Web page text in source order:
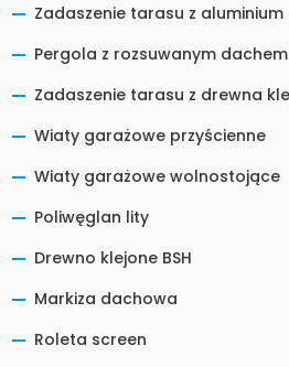
Zadaszenie tarasu z aluminium
Pergola z rozsuwanym dachem
Zadaszenie tarasu z drewna
Wiaty garażowe przyścienne
Wiaty garażowe wolnostojące
Poliwęglan lity
Drewno klejone BSH
Markiza dachowa
Roleta screen